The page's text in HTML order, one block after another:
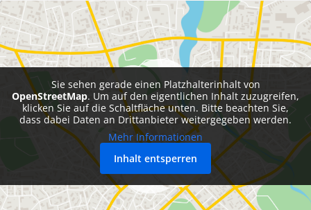
Sie sehen gerade einen Platzhalterinhalt von
OpenStreetMap. Um auf den eigentlichen Inhalt zuzugreifen,
klicken Sie auf die Schaltfläche unten. Bitte beachten Sie,
dass dabei Daten an Drittanbieter weitergegeben werden.
Mehr Informationen
Inhalt entsperren